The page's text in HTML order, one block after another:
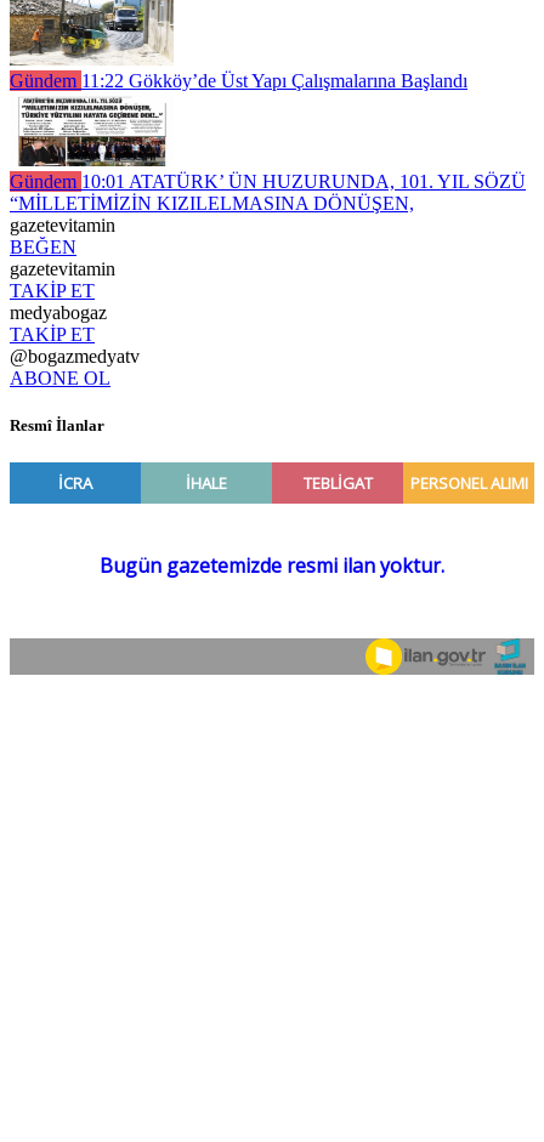
Gündem 11:22 Gökköy’de Üst Yapı Çalışmalarına Başlandı
Gündem 10:01 ATATÜRK’ ÜN HUZURUNDA, 101. YIL SÖZÜ
“MİLLETİMİZİN KIZILELMASINA DÖNÜŞEN,
gazetevitamin
BEĞEN
gazetevitamin
TAKİP ET
medyabogaz
TAKİP ET
@bogazmedyatv
ABONE OL
Resmî İlanlar